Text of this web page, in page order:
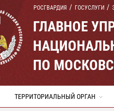
РОСГВАРДИЯ ГОСУСЛУГИ
ГЛАВНОЕ
ПО
ТЕРРИТОРИАЛЬНЫЙ ОРГАН